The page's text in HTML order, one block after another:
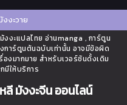
งะวาย
งะแปลไทย อ่านmanga , การ์ตูน
การ์ตูนต้นฉบับเท่านั้น อาจมีข้อผิด
องมากมาย สำหรับเวอร์ชันดั้งเดิม
มีให้บริการ
ลี มังงะจีน ออนไลน์